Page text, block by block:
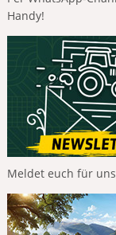
Handy!
Meldet euch für